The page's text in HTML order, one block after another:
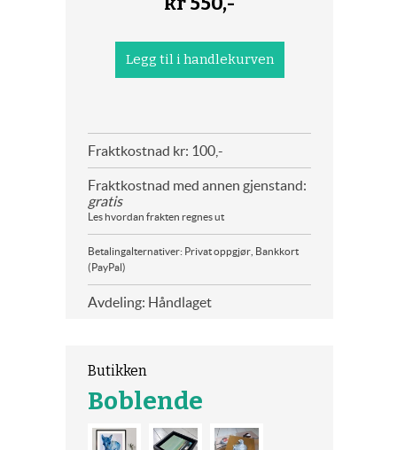
Fraktkostnad kr: 100,-
Fraktkostnad med annen gjenstand:
gratis
Les hvordan frakten regnes ut
Betalingalternativer: Privat oppgjør, Bankkort
(PayPal)
Avdeling: Håndlaget
Butikken
Boblende